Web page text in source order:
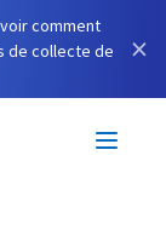
comment
de collecte de
×